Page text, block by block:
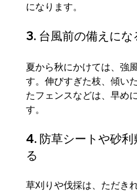
になります。
3. 台風前の備えにな
夏から秋にかけては、強
す。伸びすぎた枝、傾い
たフェンスなどは、早め
す。
4. 防草シートや砂
る
草刈りや伐採は、ただき